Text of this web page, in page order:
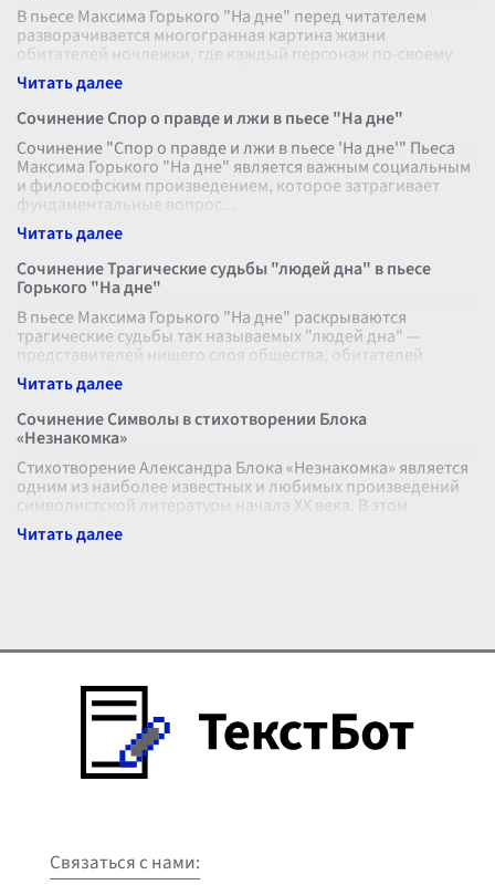
В пьесе Максима Горького "На дне" перед читателем
разворачивается многогранная картина жизни
обитателей ночлежки, где каждый персонаж по-своему
пытается ответить на важный философс
Сочинение Спор о правде и лжи в пьесе "На дне"
Сочинение "Спор о правде и лжи в пьесе 'На дне'" Пьеса
Максима Горького "На дне" является важным социальным
и философским произведением, которое затрагивает
фундаментальные вопрос
Сочинение Трагические судьбы "людей дна" в пьесе
Горького "На дне"
В пьесе Максима Горького "На дне" раскрываются
трагические судьбы так называемых "людей дна" —
представителей нищего слоя общества, обитателей
ночлежки. Этот замкнутый мир, находящ
Сочинение Символы в стихотворении Блока
«Незнакомка»
Стихотворение Александра Блока «Незнакомка» является
одним из наиболее известных и любимых произведений
символистской литературы начала ХХ века. В этом
творении Блок мастерски испо
Связаться с нами: